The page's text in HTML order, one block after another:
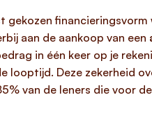
gekozen
aan de aankoop van een
in één keer op je
looptijd. Deze zekerheid
van de leners die voor